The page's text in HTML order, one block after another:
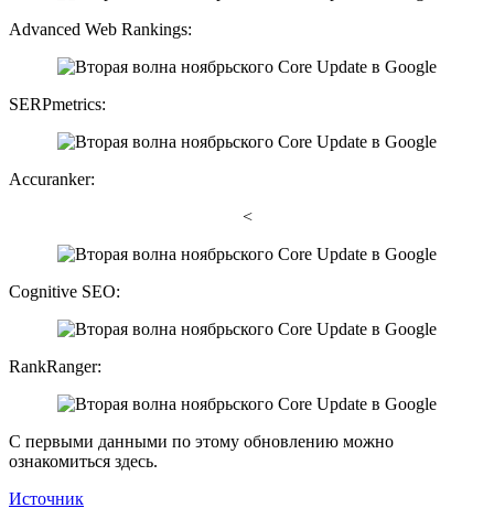
Advanced Web Rankings:
SERPmetrics:
Accuranker:
<
Cognitive SEO:
RankRanger:
С первыми данными по этому обновлению можно
ознакомиться здесь.
Источник